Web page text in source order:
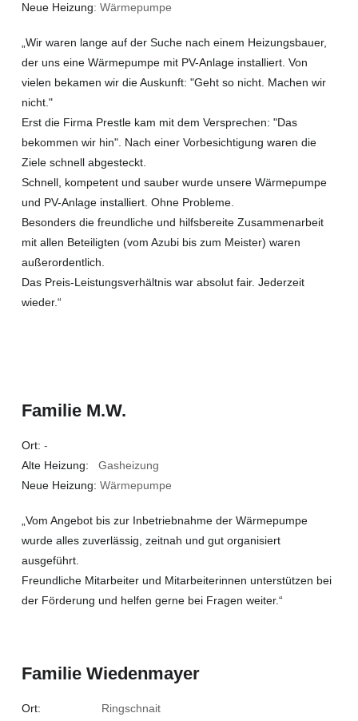
Neue Heizung: Wärmepumpe
„Wir waren lange auf der Suche nach einem Heizungsbauer,
der uns eine Wärmepumpe mit PV-Anlage installiert. Von
vielen bekamen wir die Auskunft: "Geht so nicht. Machen wir
nicht."
Erst die Firma Prestle kam mit dem Versprechen: "Das
bekommen wir hin". Nach einer Vorbesichtigung waren die
Ziele schnell abgesteckt.
Schnell, kompetent und sauber wurde unsere Wärmepumpe
und PV-Anlage installiert. Ohne Probleme.
Besonders die freundliche und hilfsbereite Zusammenarbeit
mit allen Beteiligten (vom Azubi bis zum Meister) waren
außerordentlich.
Das Preis-Leistungsverhältnis war absolut fair. Jederzeit
wieder.“
Familie M.W.
Ort: -
Alte Heizung: Gasheizung
Neue Heizung: Wärmepumpe
„Vom Angebot bis zur Inbetriebnahme der Wärmepumpe
wurde alles zuverlässig, zeitnah und gut organisiert
ausgeführt.
Freundliche Mitarbeiter und Mitarbeiterinnen unterstützen bei
der Förderung und helfen gerne bei Fragen weiter.“
Familie Wiedenmayer
Ort: Ringschnait